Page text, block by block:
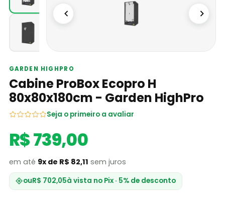
GARDEN HIGHPRO
Cabine ProBox Ecopro H
80x80x180cm - Garden HighPro
Seja o primeiro a avaliar
R$ 739,00
em até 9x de R$ 82,11 sem juros
ouR$ 702,05à vista no Pix · 5% de desconto